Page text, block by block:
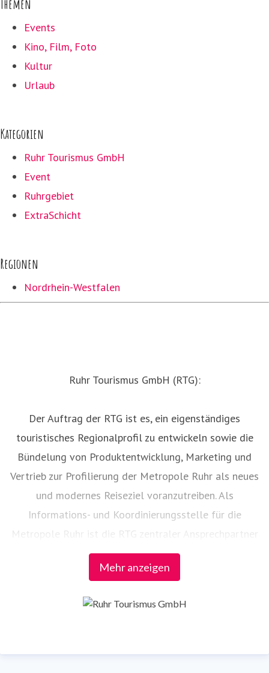
Themen
Events
Kino, Film, Foto
Kultur
Urlaub
Kategorien
Ruhr Tourismus GmbH
Event
Ruhrgebiet
ExtraSchicht
Regionen
Nordrhein-Westfalen
Ruhr Tourismus GmbH (RTG):
Der Auftrag der RTG ist es, ein eigenständiges
touristisches Regionalprofil zu entwickeln sowie die
Bündelung von Produktentwicklung, Marketing und
Vertrieb zur Profilierung der Metropole Ruhr als neues
und modernes Reiseziel voranzutreiben. Als
Informations- und Koordinierungsstelle für die
Metropole Ruhr ist die RTG zentraler Ansprechpartner
– auch bei der Vernetzung der touristischen Partner in
der Region.
Die Federführung folgender Projekte und
Mehr anzeigen